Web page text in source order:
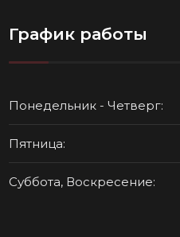
График работы
Понедельник - Четверг:
Пятница:
Суббота, Воскресение: